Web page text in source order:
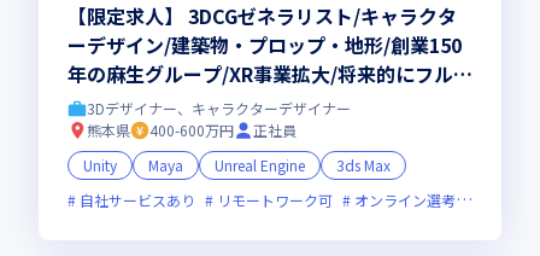
【限定求人】 3DCGゼネラリスト/キャラクタ
ーデザイン/建築物・プロップ・地形/創業150
年の麻生グループ/XR事業拡大/将来的にフルリ
モ3Dデザイナー、キャラクターデザイナー
熊本県
400-600万円
正社員
Unity
Maya Unreal Engine
3ds Max
自社サービスあり
リモートワーク可 オンライン選考可